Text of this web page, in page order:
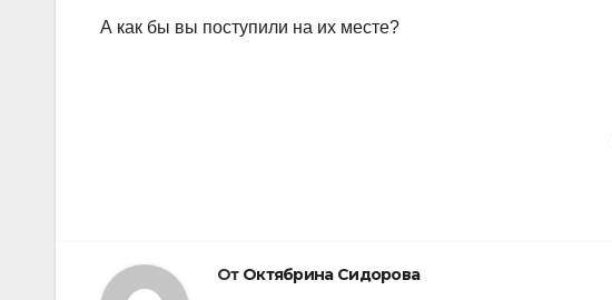
А как бы вы поступили на их месте?
От Октябрина Сидорова